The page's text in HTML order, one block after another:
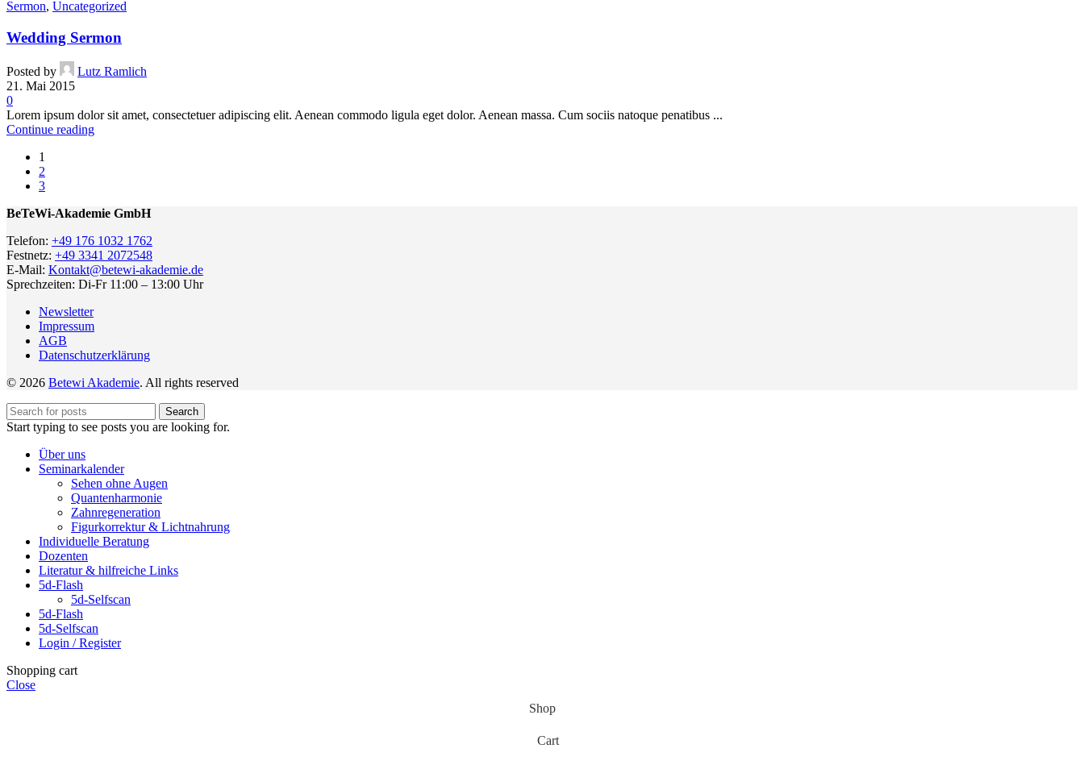
Sermon, Uncategorized
Wedding Sermon
Posted by
Lutz Ramlich
21. Mai 2015
0
Lorem ipsum dolor sit amet, consectetuer adipiscing elit. Aenean commodo ligula eget dolor. Aenean massa. Cum sociis natoque penatibus ...
Continue reading
1
2
3
BeTeWi-Akademie GmbH
Telefon: +49 176 1032 1762
Festnetz: +49 3341 2072548
E-Mail: Kontakt@betewi-akademie.de
Sprechzeiten: Di-Fr 11:00 – 13:00 Uhr
Newsletter
Impressum
AGB
Datenschutzerklärung
© 2026 Betewi Akademie. All rights reserved
Search
Start typing to see posts you are looking for.
Über uns
Seminarkalender
Sehen ohne Augen
Quantenharmonie
Zahnregeneration
Figurkorrektur & Lichtnahrung
Individuelle Beratung
Dozenten
Literatur & hilfreiche Links
5d-Flash
5d-Selfscan
5d-Flash
5d-Selfscan
Login / Register
Shopping cart
Close
Shop
Cart